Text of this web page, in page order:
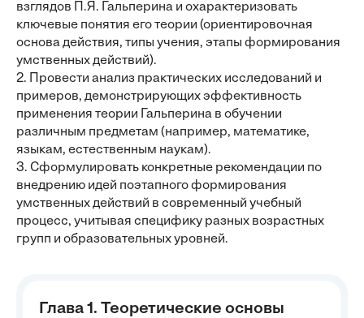
взглядов П.Я. Гальперина и охарактеризовать
ключевые понятия его теории (ориентировочная
основа действия, типы учения, этапы формирования
умственных действий).
2. Провести анализ практических исследований и
примеров, демонстрирующих эффективность
применения теории Гальперина в обучении
различным предметам (например, математике,
языкам, естественным наукам).
3. Сформулировать конкретные рекомендации по
внедрению идей поэтапного формирования
умственных действий в современный учебный
процесс, учитывая специфику разных возрастных
групп и образовательных уровней.
Глава 1. Теоретические основы